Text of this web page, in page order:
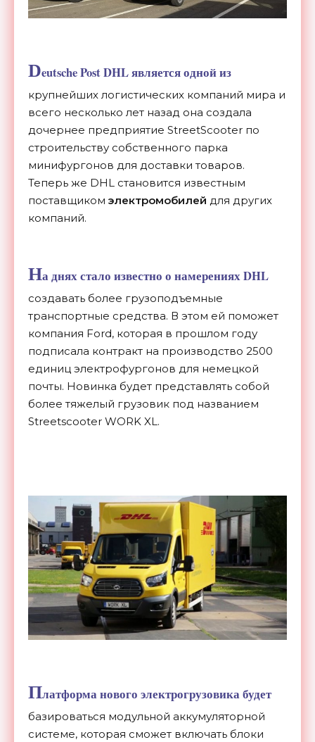
Deutsche Post DHL является одной из
крупнейших логистических компаний мира и
всего несколько лет назад она создала
дочернее предприятие StreetScooter по
строительству собственного парка
минифургонов для доставки товаров.
Теперь же DHL становится известным
поставщиком электромобилей для других
компаний.
На днях стало известно о намерениях DHL
создавать более грузоподъемные
транспортные средства. В этом ей поможет
компания Ford, которая в прошлом году
подписала контракт на производство 2500
единиц электрофургонов для немецкой
почты. Новинка будет представлять собой
более тяжелый грузовик под названием
Streetscooter WORK XL.
Платформа нового электрогрузовика будет
базироваться модульной аккумуляторной
системе, которая сможет включать блоки